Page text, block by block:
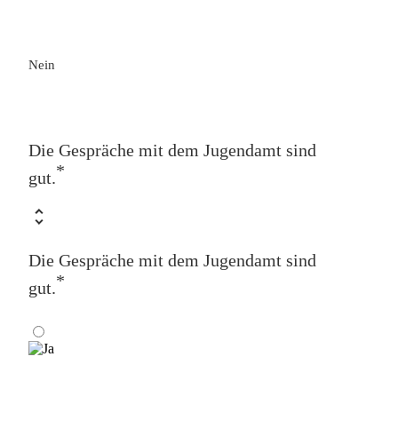
Nein
Die Gespräche mit dem Jugendamt sind
gut.*
Die Gespräche mit dem Jugendamt sind
gut.*